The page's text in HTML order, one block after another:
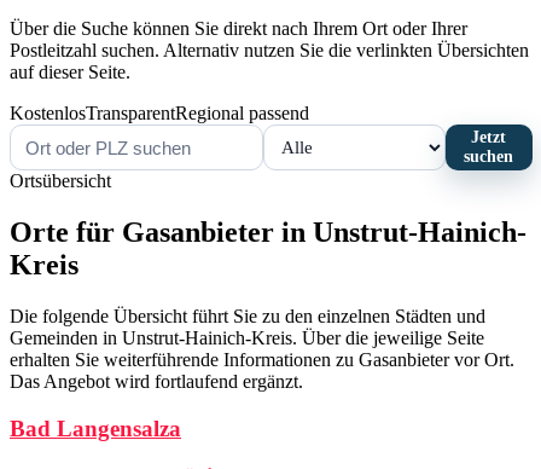
Über die Suche können Sie direkt nach Ihrem Ort oder Ihrer
Postleitzahl suchen. Alternativ nutzen Sie die verlinkten Übersichten
auf dieser Seite.
KostenlosTransparentRegional passend
Jetzt
suchen
Ortsübersicht
Orte für Gasanbieter in Unstrut-Hainich-
Kreis
Die folgende Übersicht führt Sie zu den einzelnen Städten und
Gemeinden in Unstrut-Hainich-Kreis. Über die jeweilige Seite
erhalten Sie weiterführende Informationen zu Gasanbieter vor Ort.
Das Angebot wird fortlaufend ergänzt.
Bad Langensalza